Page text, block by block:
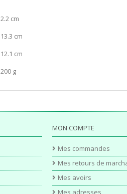
2.2 cm
13.3 cm
12.1 cm
200 g
MON COMPTE
Mes commandes
Mes retours de
Mes avoirs
Mes adresses